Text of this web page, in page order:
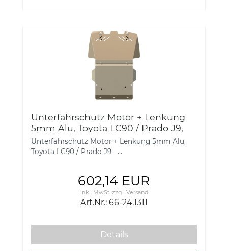
Unterfahrschutz Motor + Lenkung
5mm Alu, Toyota LC90 / Prado J9,
66-24.1311
Unterfahrschutz Motor + Lenkung 5mm Alu,
Toyota LC90 / Prado J9 ...
602,14 EUR
inkl. MwSt.zzgl. Versand
Art.Nr.: 66-24.1311
Details